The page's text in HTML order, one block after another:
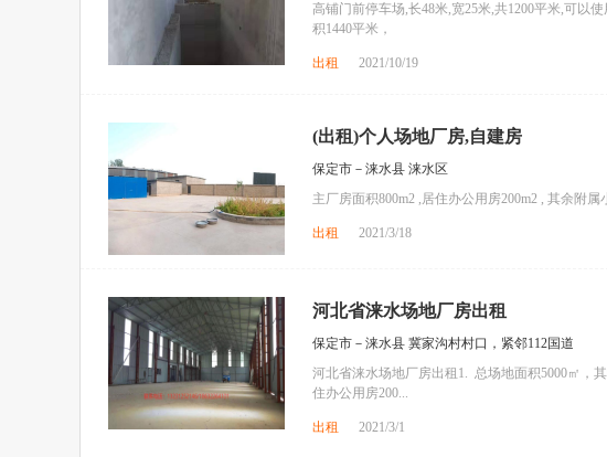
高铺门前停车场,长48米,宽25米,共1200平米,可以
积1440平米，
出租 2021/10/19
(出租)个人场地厂房,自建房
保定市－涞水县 涞水区
主厂房面积800m2 ,居住办公用房200m2 , 其余附属
出租 2021/3/18
河北省涞水场地厂房出租
保定市－涞水县 冀家沟村村口，紧邻112国道
河北省涞水场地厂房出租1. 总场地面积5000㎡，
住办公用房200...
出租 2021/3/1